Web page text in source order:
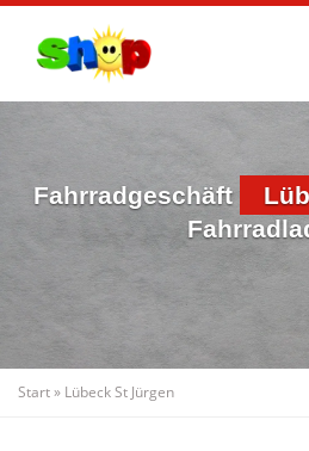
Fahrradgeschäft
Start» Lübeck St Jürgen